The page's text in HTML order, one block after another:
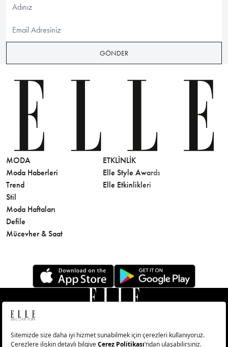
GÖNDER
MODA
Moda Haberleri
Trend
Stil
Moda Haftaları
Defile
Mücevher & Saat
ETKLINLIK
Elle Style Awards
Elle Etkinlikleri